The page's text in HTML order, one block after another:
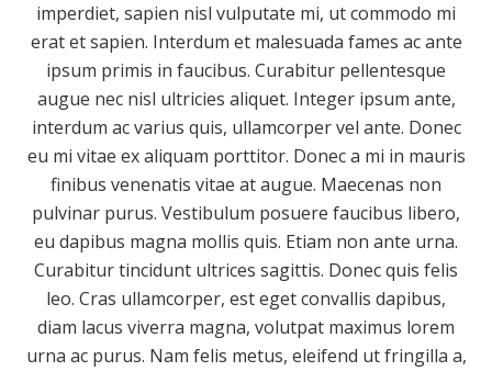
imperdiet, sapien nisl vulputate mi, ut commodo mi
erat et sapien. Interdum et malesuada fames ac ante
ipsum primis in faucibus. Curabitur pellentesque
augue nec nisl ultricies aliquet. Integer ipsum ante,
interdum ac varius quis, ullamcorper vel ante. Donec
eu mi vitae ex aliquam porttitor. Donec a mi in mauris
finibus venenatis vitae at augue. Maecenas non
pulvinar purus. Vestibulum posuere faucibus libero,
eu dapibus magna mollis quis. Etiam non ante urna.
Curabitur tincidunt ultrices sagittis. Donec quis felis
leo. Cras ullamcorper, est eget convallis dapibus,
diam lacus viverra magna, volutpat maximus lorem
urna ac purus. Nam felis metus, eleifend ut fringilla a,